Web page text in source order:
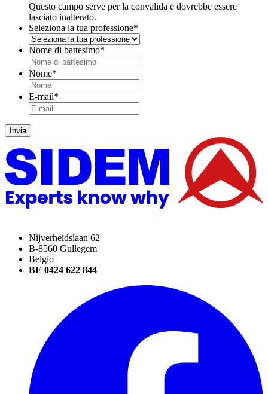
Questo campo serve per la convalida e dovrebbe essere
lasciato inalterato.
Seleziona la tua professione*
Nome di battesimo*
Nome*
E-mail*
Invia
Nijverheidslaan 62
B-8560 Gullegem
Belgio
BE 0424 622 844